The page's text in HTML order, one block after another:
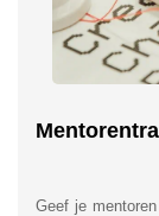
Geef je